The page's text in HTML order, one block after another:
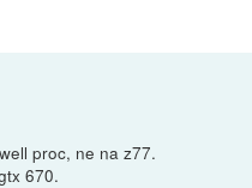
proc, ne na z77.
670.